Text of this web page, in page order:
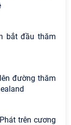
bắt đầu thăm
đường thăm
trên cương